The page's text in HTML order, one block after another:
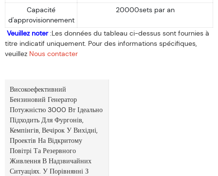
Capacité
d'approvisionnement
20000sets par an
Veuillez noter:Les données du tableau ci-dessus sont fournies à
titre indicatif uniquement. Pour des informations spécifiques,
veuillez Nous contacter
Високоефективний
Бензиновий Генератор
Потужністю 3000 Вт Ідеально
Підходить Для Фургонів,
Кемпінгів, Вечірок У Вихідні,
Проектів На Відкритому
Повітрі Та Резервного
Живлення В Надзвичайних
Ситуаціях. У Порівнянні З